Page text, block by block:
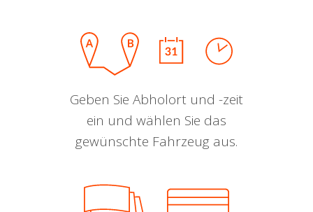
Geben Sie Abholort und -zeit
ein und wählen Sie das
gewünschte Fahrzeug aus.